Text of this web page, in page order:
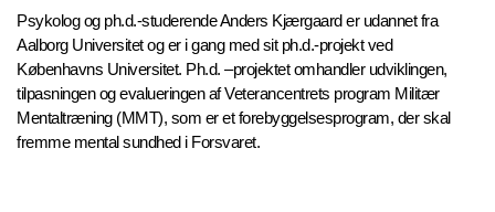
Psykolog og ph.d.-studerende Anders Kjærgaard er udannet fra
Aalborg Universitet og er i gang med sit ph.d.-projekt ved
Københavns Universitet. Ph.d. –projektet omhandler udviklingen,
tilpasningen og evalueringen af Veterancentrets program Militær
Mentaltræning (MMT), som er et forebyggelsesprogram, der skal
fremme mental sundhed i Forsvaret.